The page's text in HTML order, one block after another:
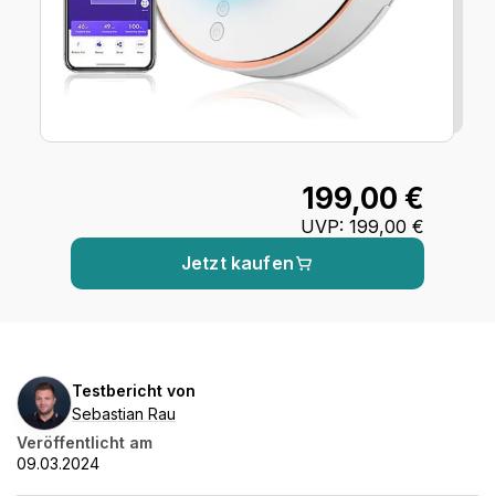
199,00 €
UVP: 199,00 €
Jetzt kaufen
Sebastian
Rau
Testbericht von
Sebastian Rau
Veröffentlicht am
09.03.2024